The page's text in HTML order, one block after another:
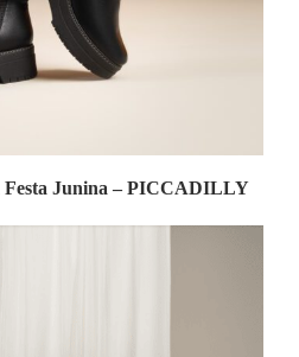
Festa Junina – PICCADILLY